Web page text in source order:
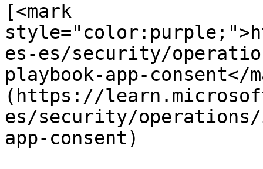
[<mark
es-es/security/
playbook-app-consent</
(https://
es/security/operations/
app-consent)